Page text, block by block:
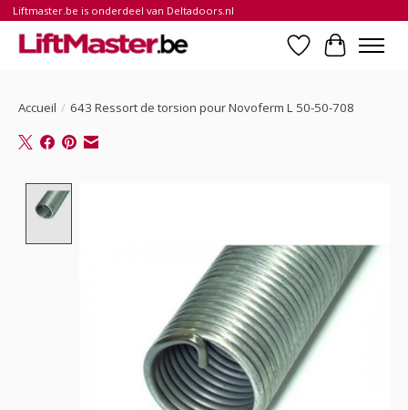
Liftmaster.be is onderdeel van Deltadoors.nl
Liste dePanier
Accueil / 643 Ressort de torsion pour Novoferm L 50-50-708